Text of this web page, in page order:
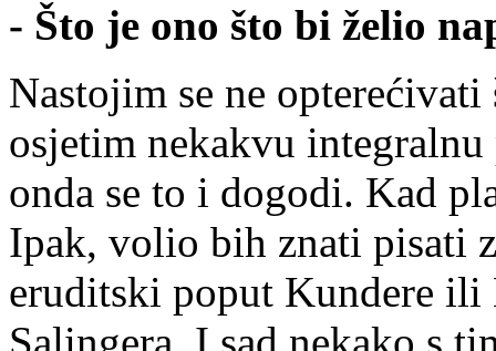
- Što je ono što bi želio
Nastojim se ne
osjetim nekakvu integralnu
onda se to i dogodi. Kad
Ipak, volio bih znati pisati
eruditski poput Kundere ili